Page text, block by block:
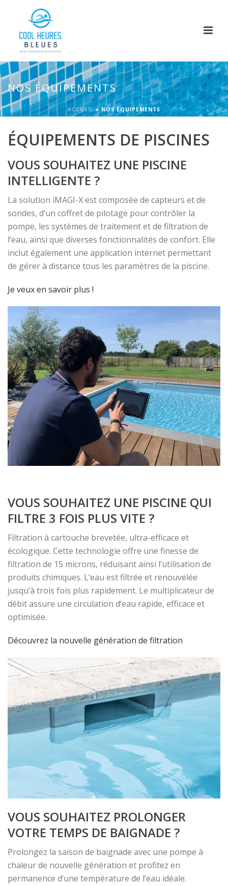
NOS ÉQUIPEMENTS
ACCUEIL»NOS ÉQUIPEMENTS
ÉQUIPEMENTS DE PISCINES
VOUS SOUHAITEZ UNE PISCINE
INTELLIGENTE ?
La solution iMAGI-X est composée de capteurs et de
sondes, d’un coffret de pilotage pour contrôler la
pompe, les systèmes de traitement et de filtration de
l’eau, ainsi que diverses fonctionnalités de confort. Elle
inclut également une application internet permettant
de gérer à distance tous les paramètres de la piscine.
Je veux en savoir plus !
VOUS SOUHAITEZ UNE PISCINE QUI
FILTRE 3 FOIS PLUS VITE ?
Filtration à cartouche brevetée, ultra-efficace et
écologique. Cette technologie offre une finesse de
filtration de 15 microns, réduisant ainsi l’utilisation de
produits chimiques. L’eau est filtrée et renouvelée
jusqu’à trois fois plus rapidement. Le multiplicateur de
débit assure une circulation d’eau rapide, efficace et
optimisée.
Découvrez la nouvelle génération de filtration
VOUS SOUHAITEZ PROLONGER
VOTRE TEMPS DE BAIGNADE ?
Prolongez la saison de baignade avec une pompe à
chaleur de nouvelle génération et profitez en
permanence d’une température de l’eau idéale.